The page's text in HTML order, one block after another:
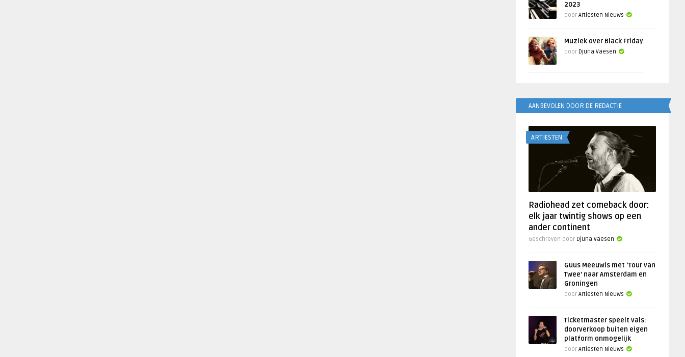
2023
door Artiesten Nieuws
Muziek over Black Friday
door Djuna Vaesen
AANBEVOLEN DOOR DE REDACTIE
ARTIESTEN
Radiohead zet comeback door:
elk jaar twintig shows op een
ander continent
Geschreven door Djuna Vaesen
Guus Meeuwis met ‘Tour van
Twee’ naar Amsterdam en
Groningen
door Artiesten Nieuws
Ticketmaster speelt vals:
doorverkoop buiten eigen
platform onmogelijk
door Artiesten Nieuws